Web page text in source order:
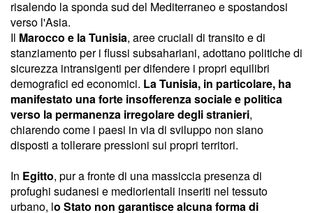
risalendo la sponda sud del Mediterraneo e spostandosi
verso l'Asia.
Il Marocco e la Tunisia, aree cruciali di transito e di
stanziamento per i flussi subsahariani, adottano politiche di
sicurezza intransigenti per difendere i propri equilibri
demografici ed economici. La Tunisia, in particolare, ha
manifestato una forte insofferenza sociale e politica
verso la permanenza irregolare degli stranieri,
chiarendo come i paesi in via di sviluppo non siano
disposti a tollerare pressioni sui propri territori.
In Egitto, pur a fronte di una massiccia presenza di
profughi sudanesi e mediorientali inseriti nel tessuto
urbano, lo Stato non garantisce alcuna forma di